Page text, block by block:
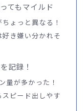
てもマイルド
ょっと異なる！
き嫌い分かれそ
記録！
量が多かった！
ピード出しやす